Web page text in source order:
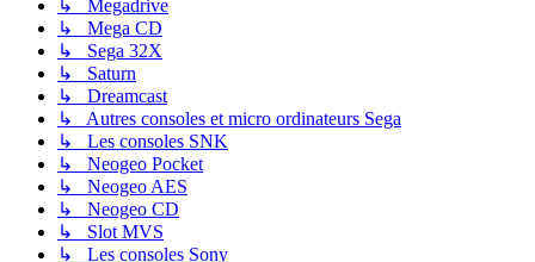
↳ Megadrive
↳ Mega CD
↳ Sega 32X
↳ Saturn
↳ Dreamcast
↳ Autres consoles et micro ordinateurs Sega
↳ Les consoles SNK
↳ Neogeo Pocket
↳ Neogeo AES
↳ Neogeo CD
↳ Slot MVS
↳ Les consoles Sony